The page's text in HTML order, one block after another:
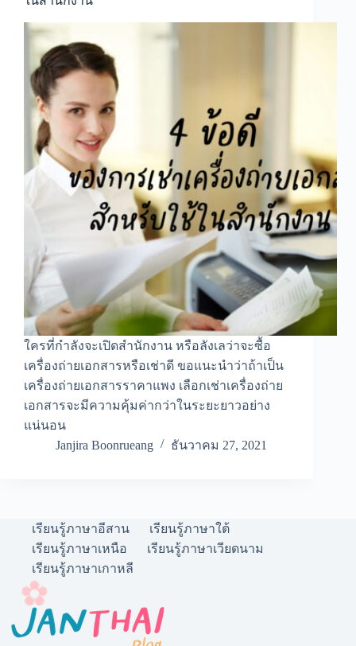
ใครที่กำลังจะเปิดสำนักงาน หรือลังเลว่าจะซื้อ
เครื่องถ่ายเอกสารหรือเช่าดี ขอแนะนำว่าถ้าเป็น
เครื่องถ่ายเอกสารราคาแพง เลือกเช่าเครื่องถ่าย
เอกสารจะมีความคุ้มค่ากว่าในระยะยาวอย่าง
แน่นอน
Janjira Boonrueang
ธันวาคม 27, 2021
เรียนรู้ภาษาอีสาน
เรียนรู้ภาษาใต้
เรียนรู้ภาษาเหนือ
เรียนรู้ภาษาเวียดนาม
เรียนรู้ภาษาเกาหลี